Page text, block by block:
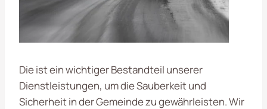
Die ist ein wichtiger Bestandteil unserer
Dienstleistungen, um die Sauberkeit und
Sicherheit in der Gemeinde zu gewährleisten. Wir